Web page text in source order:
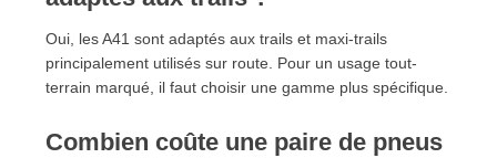
Oui, les A41 sont adaptés aux trails et maxi-trails
principalement utilisés sur route. Pour un usage tout-
terrain marqué, il faut choisir une gamme plus spécifique.
Combien coûte une paire de pneus